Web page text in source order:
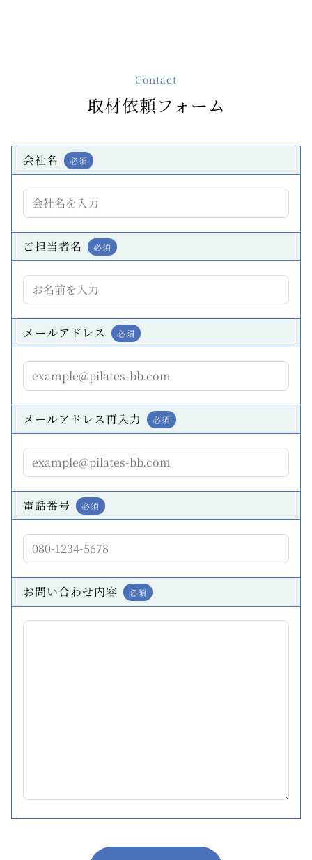
Contact
取材依頼フォーム
会社名 必須
ご担当者名 必須
メールアドレス 必須
メールアドレス再入力 必須
電話番号 必須
お問い合わせ内容 必須